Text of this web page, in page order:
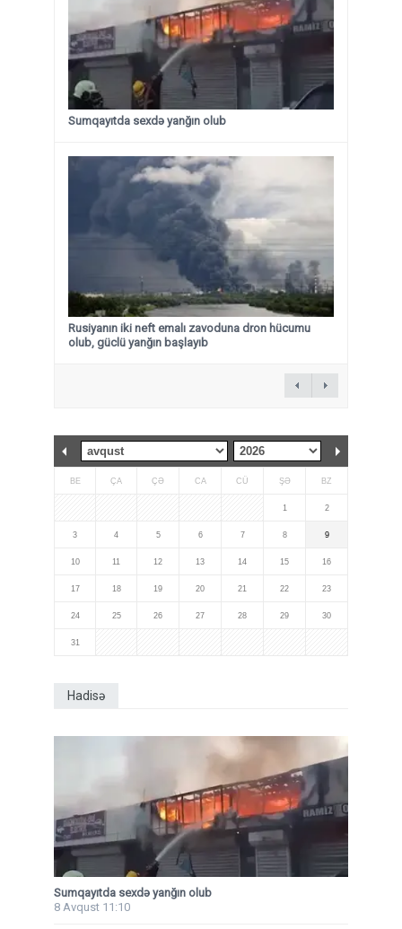
Sumqayıtda sexdə yanğın olub
Rusiyanın iki neft emalı zavoduna dron hücumu
olub, güclü yanğın başlayıb
BE ÇA ÇƏ CA CÜ ŞƏ BZ
1 2
3 4 5 6 7 8 9
10 11 12 13 14 15 16
17 18 19 20 21 22 23
24 25 26 27 28 29 30
31
Hadisə
Sumqayıtda sexdə yanğın olub
8 Avqust 11:10